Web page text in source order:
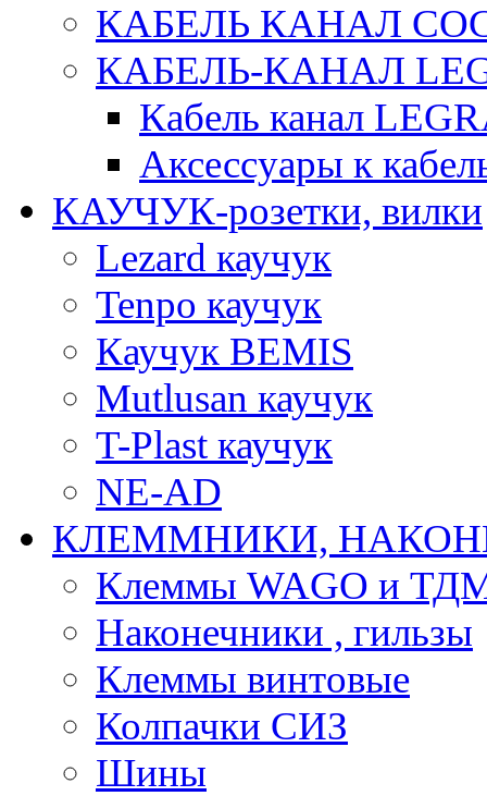
КАБЕЛЬ КАНАЛ
КАБЕЛЬ-КАНАЛ
Кабель канал
Аксессуары к
КАУЧУК-розетки, вилки
Lezard каучук
Tenpo каучук
Каучук BEMIS
Mutlusan каучук
T-Plast каучук
NE-AD
КЛЕММНИКИ,
Клеммы WAGO и
Наконечники , гильзы
Клеммы винтовые
Колпачки СИЗ
Шины